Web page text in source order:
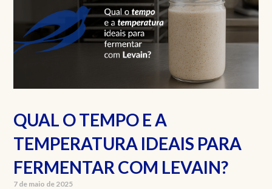
QUAL O TEMPO E A
TEMPERATURA IDEAIS PARA
FERMENTAR COM LEVAIN?
7 de maio de 2025